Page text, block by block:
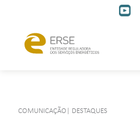
COMUNICAÇÃO DESTAQUES